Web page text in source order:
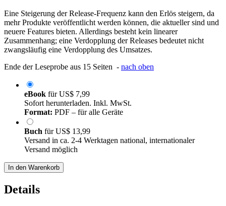
Eine Steigerung der Release-Frequenz kann den Erlös steigern, da
mehr Produkte veröffentlicht werden können, die aktueller sind und
neuere Features bieten. Allerdings besteht kein linearer
Zusammenhang; eine Verdopplung der Releases bedeutet nicht
zwangsläufig eine Verdopplung des Umsatzes.
Ende der Leseprobe aus 15 Seiten - nach oben
eBook fürUS$ 7,99
Sofort herunterladen. Inkl. MwSt.
Format: PDF – für alle Geräte
Buch fürUS$ 13,99
Versand in ca. 2-4 Werktagen national, internationaler
Versand möglich
In den Warenkorb
Details